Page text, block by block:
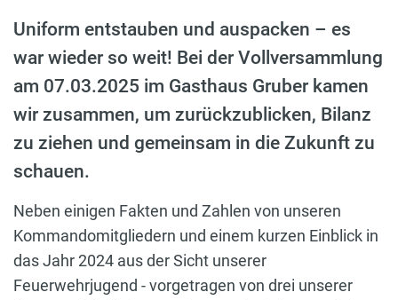
Uniform entstauben und auspacken – es
war wieder so weit! Bei der Vollversammlung
am 07.03.2025 im Gasthaus Gruber kamen
wir zusammen, um zurückzublicken, Bilanz
zu ziehen und gemeinsam in die Zukunft zu
schauen.
Neben einigen Fakten und Zahlen von unseren
Kommandomitgliedern und einem kurzen Einblick in
das Jahr 2024 aus der Sicht unserer
Feuerwehrjugend - vorgetragen von drei unserer